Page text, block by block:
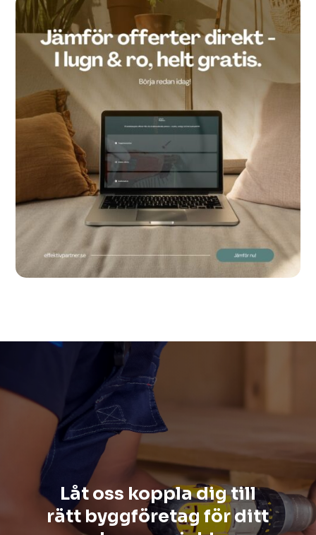
Låt oss koppla dig till
rätt byggföretag för ditt